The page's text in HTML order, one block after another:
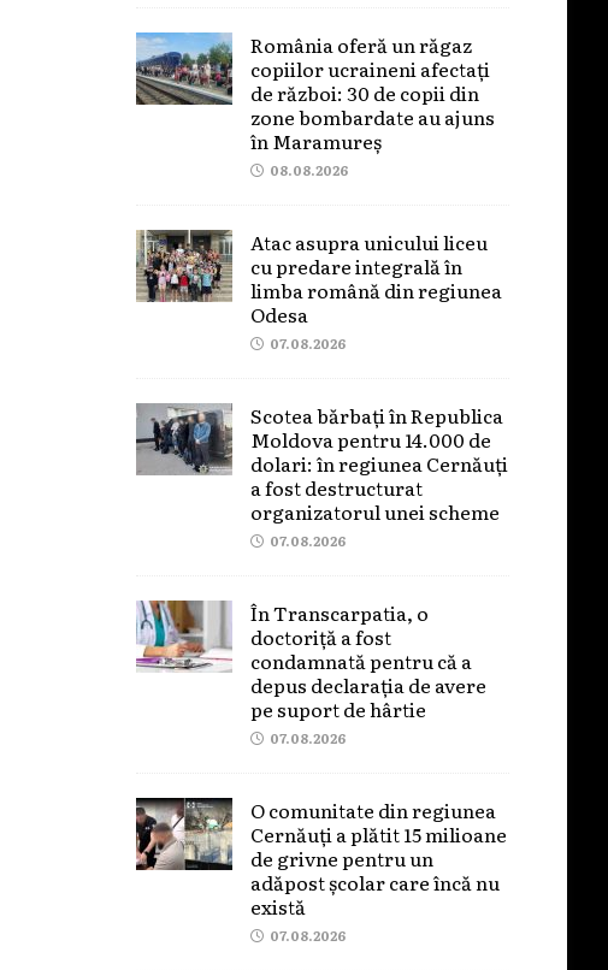
România oferă un răgaz
copiilor ucraineni afectați
de război: 30 de copii din
zone bombardate au ajuns
în Maramureș
08.08.2026
Atac asupra unicului liceu
cu predare integrală în
limba română din regiunea
Odesa
07.08.2026
Scotea bărbați în Republica
Moldova pentru 14.000 de
dolari: în regiunea Cernăuți
a fost destructurat
organizatorul unei scheme
07.08.2026
În Transcarpatia, o
doctoriță a fost
condamnată pentru că a
depus declarația de avere
pe suport de hârtie
07.08.2026
O comunitate din regiunea
Cernăuți a plătit 15 milioane
de grivne pentru un
adăpost școlar care încă nu
există
07.08.2026